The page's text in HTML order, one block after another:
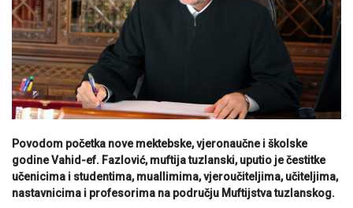
Povodom početka nove mektebske, vjeronaučne i školske
godine Vahid-ef. Fazlović, muftija tuzlanski, uputio je čestitke
učenicima i studentima, muallimima, vjeroučiteljima, učiteljima,
nastavnicima i profesorima na području Muftijstva tuzlanskog.